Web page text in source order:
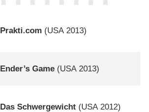
Prakti.com (USA 2013)
Ender’s Game (USA2013)
Das Schwergewicht (USA2012)